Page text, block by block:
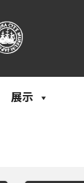
展示